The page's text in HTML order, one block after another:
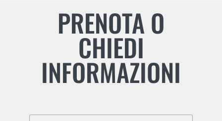
PRENOTA O
CHIEDI
INFORMAZIONI